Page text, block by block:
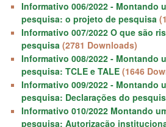
Informativo 006/2022 - Montando
pesquisa: o projeto de pesquisa
Informativo 007/2022 O que são
pesquisa (2781 Downloads)
Informativo 008/2022 - Montando
pesquisa: TCLE e TALE (1646
Informativo 009/2022 - Montando
pesquisa: Declarações do
Informativo 010/2022 Montando
pesquisa: Autorização